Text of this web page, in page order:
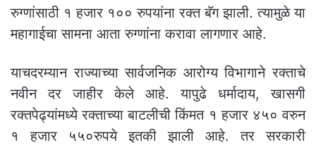
रुग्णांसाठी १ हजार १०० रुपयांना रक्त बॅग झाली. त्यामुळे या
महागाईचा सामना आता रुग्णांना करावा लागणार आहे.
याचदरम्यान राज्याच्या सार्वजनिक आरोग्य विभागाने रक्ताचे
नवीन दर जाहीर केले आहे. यापुढे धर्मादाय, खासगी
रक्तपेढ्यांमध्ये रक्ताच्या बाटलीची किंमत १ हजार ४५० वरुन
१ हजार ५५०रुपये इतकी झाली आहे. तर सरकारी